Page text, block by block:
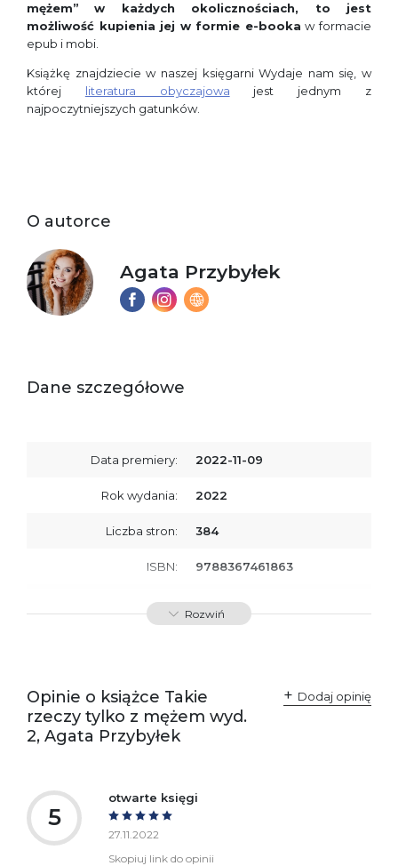
mężem”
w każdych okolicznościach, to jest
możliwość kupienia jej w formie e-booka w formacie
epub i mobi.
Książkę znajdziecie w naszej księgarni Wydaje nam się, w
której literatura obyczajowa jest jednym z
najpoczytniejszych gatunków.
O autorce
Agata Przybyłek
Dane szczegółowe
Data premiery: 2022-11-09
Rok wydania: 2022
Liczba stron: 384
ISBN: 9788367461863
SKU: E800277
Polska
kontakt@wydajenamsie.pl
+48 61 623 38 38
Rozwiń
Opinie o książce Takie
rzeczy tylko z mężem wyd.
2, Agata Przybyłek
Dodaj opinię
5
otwarte księgi
27.11.2022
Skopiuj link do opinii